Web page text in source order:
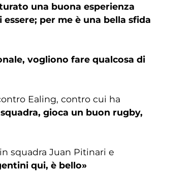
una buona esperienza
per me è una bella sfida
vogliono fare qualcosa di
Ealing, contro cui ha
gioca un buon rugby,
squadra Juan Pitinari e
qui, è bello»